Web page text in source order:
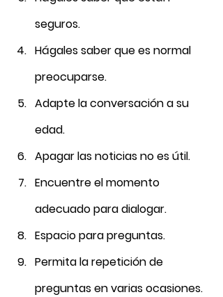
seguros.
Hágales saber que es normal
preocuparse.
Adapte la conversación a su
edad.
Apagar las noticias no es útil.
Encuentre el momento
adecuado para dialogar.
Espacio para preguntas.
Permita la repetición de
preguntas en varias ocasiones.